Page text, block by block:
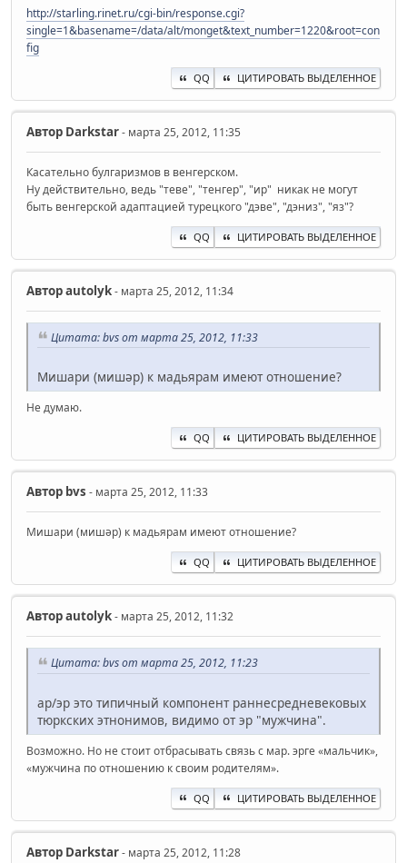
http://starling.rinet.ru/cgi-bin/response.cgi?
single=1&basename=/data/alt/monget&text_number=1220&root=con
fig
QQ ЦИТИРОВАТЬ ВЫДЕЛЕННОЕ
Автор Darkstar- марта 25, 2012, 11:35
Касательно булгаризмов в венгерском.
Ну действительно, ведь "теве", "тенгер", "ир" никак не могут
быть венгерской адаптацией турецкого "дэве", "дэниз", "яз"?
QQ ЦИТИРОВАТЬ ВЫДЕЛЕННОЕ
Авторautolyk- марта 25, 2012, 11:34
Цитата: bvs от марта 25, 2012, 11:33
Мишари (мишәр) к мадьярам имеют отношение?
Не думаю.
QQ ЦИТИРОВАТЬ ВЫДЕЛЕННОЕ
Автор bvs - марта 25, 2012, 11:33
Мишари (мишәр) к мадьярам имеют отношение?
QQ ЦИТИРОВАТЬ ВЫДЕЛЕННОЕ
Авторautolyk- марта 25, 2012, 11:32
Цитата: bvs от марта 25, 2012, 11:23
ар/эр это типичный компонент раннесредневековых
тюркских этнонимов, видимо от эр "мужчина".
Возможно. Но не стоит отбрасывать связь с мар. эрге «мальчик»,
«мужчина по отношению к своим родителям».
QQ ЦИТИРОВАТЬ ВЫДЕЛЕННОЕ
Автор Darkstar- марта 25, 2012, 11:28